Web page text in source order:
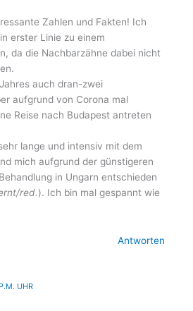
Zahlen und Fakten! Ich
erster Linie zu einem
da die Nachbarzähne dabei nicht
auch dran-zwei
aufgrund von Corona mal
Reise nach Budapest antreten
lange und intensiv mit dem
mich aufgrund der günstigeren
in Ungarn entschieden
red.). Ich bin mal gespannt wie
Antworten
UHR